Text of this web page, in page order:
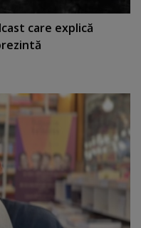
care explică